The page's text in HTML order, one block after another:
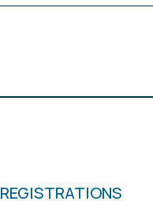
REGISTRATIONS